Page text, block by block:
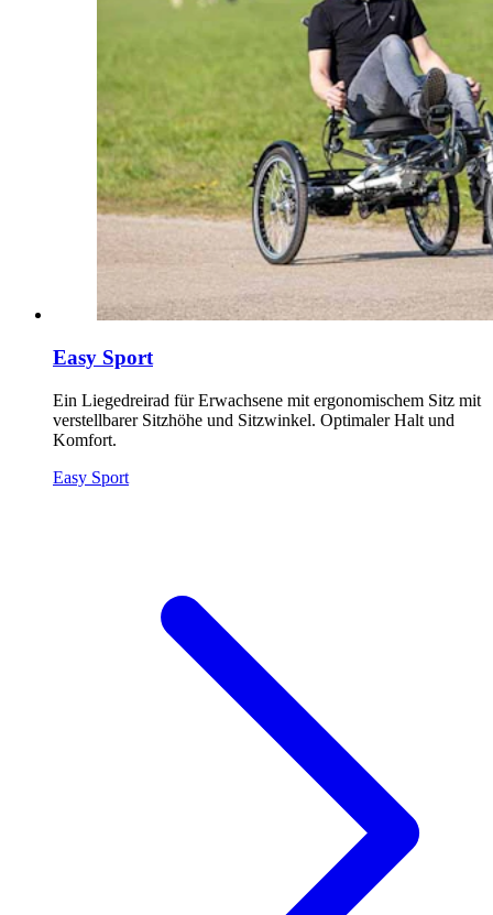
Easy Sport
Ein Liegedreirad für Erwachsene mit ergonomischem Sitz mit
verstellbarer Sitzhöhe und Sitzwinkel. Optimaler Halt und
Komfort.
Easy Sport